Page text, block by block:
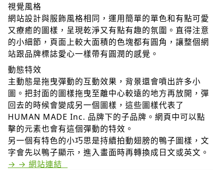
視覺風格
網站設計與服飾風格相同，運用簡單的單色和有點可愛
又療癒的圖樣，呈現乾淨又有點有趣的氛圍。直得注意
的小細節，頁面上較大面積的色塊都有圓角，讓整個網
站跟品牌標誌愛心一樣帶有圓潤的感覺。
動態特效
主動態是拖曳彈動的互動效果，背景還會噴出許多小
圖。把封面的圖樣拖曳至離中心較遠的地方再放開，彈
回去的時候會變成另一個圖樣，這些圖樣代表了
HUMAN MADE Inc. 品牌下的子品牌。網頁中可以點
擊的元素也會有這個彈動的特效。
另一個有特色的小巧思是持續拍動翅膀的鴨子圖樣，文
字會先以鴨子顯示，進入畫面時再轉換成日文或英文。
→ → 網站連結